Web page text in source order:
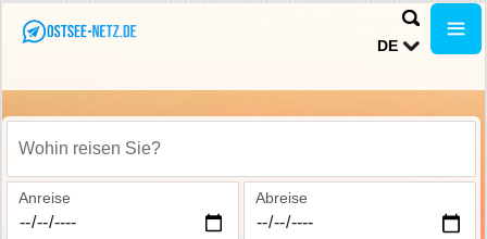
DE
Wohin reisen Sie?
Anreise Abreise